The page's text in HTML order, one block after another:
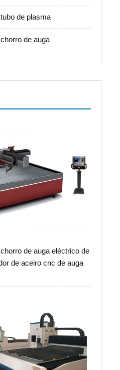
de plasma
de auga
de auga eléctrico de
de aceiro cnc de auga